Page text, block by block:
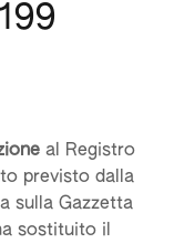
al Registro
previsto dalla
sulla Gazzetta
sostituito il